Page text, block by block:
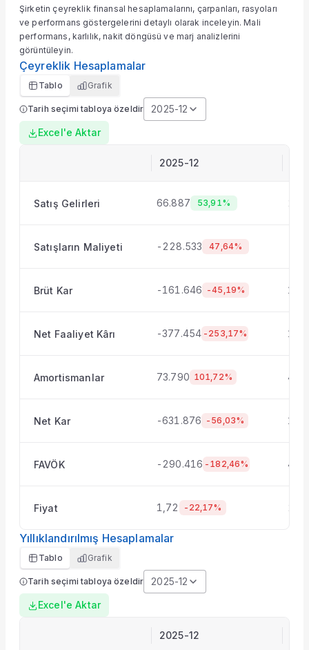
Hisseyi Taşıyan Fonlar
Hisse Fon Portföy Dağılımı
Hisse Analizi
Hesaplamalar
Bilançolar
Gelir Tablosu
Nakit Akım Tablosu
Şirket Değerleme
KAP Haberleri
Sektör Analizi
Temettüler
Karşılaştır
Şirketin çeyreklik finansal hesaplamalarını, çarpanları, rasyoları
ve performans göstergelerini detaylı olarak inceleyin. Mali
performans, karlılık, nakit döngüsü ve marj analizlerini
görüntüleyin.
Çeyreklik Hesaplamalar
Tablo Grafik
Tarih seçimi tabloya özeldir
2025-12
Excel'e Aktar
2025-12
Satış Gelirleri 66.887 53,91%
Satışların Maliyeti -228.533 47,64%
Brüt Kar -161.646 -45,19%
Net Faaliyet Kârı -377.454 -253,17%
Amortismanlar 73.790 101,72%
Net Kar -631.876 -56,03%
FAVÖK -290.416 -182,46%
Fiyat 1,72 -22,17%
Yıllıklandırılmış Hesaplamalar
Tablo Grafik
Tarih seçimi tabloya özeldir
2025-12
Excel'e Aktar
2025-12